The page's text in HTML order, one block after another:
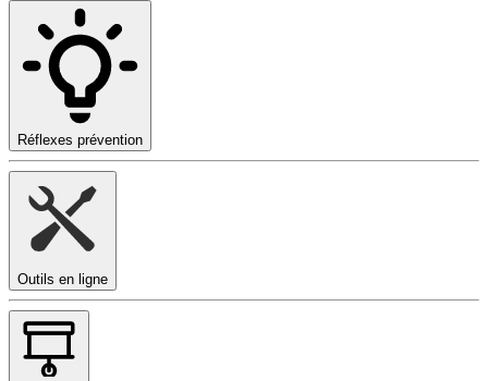
Réflexes prévention
Outils en ligne